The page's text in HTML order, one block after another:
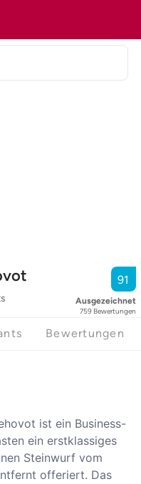
91
Ausgezeichnet
759 Bewertungen
Bewertungen
ist ein Business-
ein erstklassiges
Steinwurf vom
offeriert. Das